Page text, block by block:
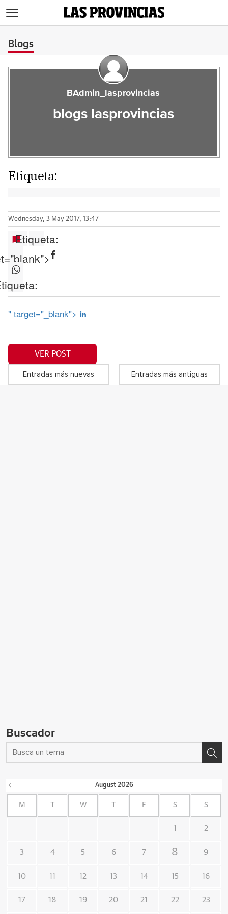
Blogs
BAdmin_lasprovincias
blogs lasprovincias
Etiqueta:
Wednesday, 3 May 2017, 13:47
Etiqueta:
" target="_blank">
VER POST
Entradas más nuevas Entradas más antiguas
Buscador
August 2026
M W F S S
1 2
3 4 5 6 7 8 9
10 11 12 13 14 15 16
17 18 19 20 21 22 23